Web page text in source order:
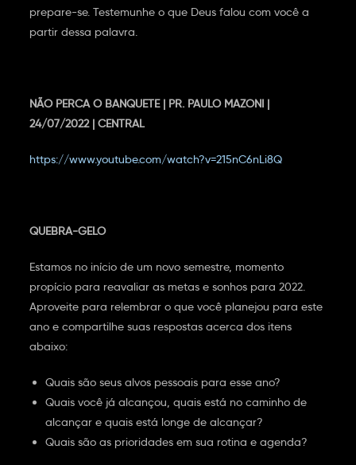
prepare-se. Testemunhe o que Deus falou com você a
partir dessa palavra.
NÃO PERCA O BANQUETE | PR. PAULO MAZONI |
24/07/2022 | CENTRAL
https://www.youtube.com/watch?v=215nC6nLi8Q
QUEBRA-GELO
Estamos no início de um novo semestre, momento
propício para reavaliar as metas e sonhos para 2022.
Aproveite para relembrar o que você planejou para este
ano e compartilhe suas respostas acerca dos itens
abaixo:
Quais são seus alvos pessoais para esse ano?
Quais você já alcançou, quais está no caminho de
alcançar e quais está longe de alcançar?
Quais são as prioridades em sua rotina e agenda?